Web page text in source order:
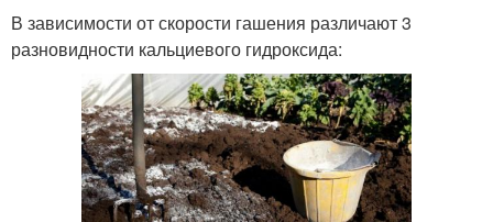
В зависимости от скорости гашения различают 3
разновидности кальциевого гидроксида: